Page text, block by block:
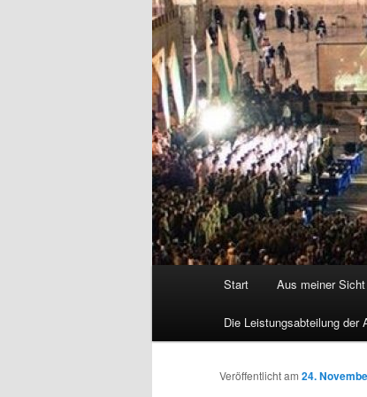
Start Aus meiner Sicht
Die Leistungsabteilung der
Veröffentlicht am 24.